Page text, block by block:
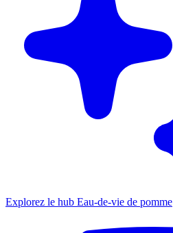
Explorez le hub Eau-de-vie de pomme